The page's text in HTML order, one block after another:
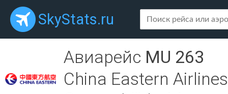
SkyStats.ru
Авиарейс MU 263
China Eastern Airlines